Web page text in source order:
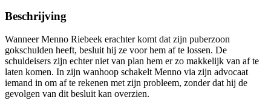
Beschrijving
Wanneer Menno Riebeek erachter komt dat zijn puberzoon
gokschulden heeft, besluit hij ze voor hem af te lossen. De
schuldeisers zijn echter niet van plan hem er zo makkelijk van af te
laten komen. In zijn wanhoop schakelt Menno via zijn advocaat
iemand in om af te rekenen met zijn probleem, zonder dat hij de
gevolgen van dit besluit kan overzien.